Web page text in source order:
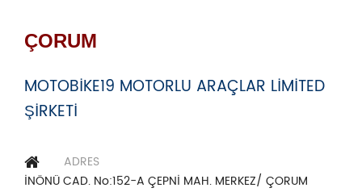
ÇORUM
MOTOBİKE19 MOTORLU ARAÇLAR LİMİTED
ŞİRKETİ
ADRES
İNÖNÜ CAD. No:152-A ÇEPNİ MAH. MERKEZ/ ÇORUM